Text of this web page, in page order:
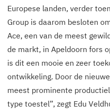
Europese landen, verder
Group is daarom besloten
Ace, een van de meest
de markt, in Apeldoorn fors
is dit een mooie en zeer
ontwikkeling. Door de
meest prominente
type toestel”, zegt Edu